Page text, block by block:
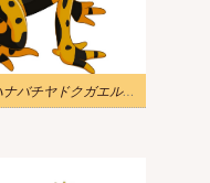
マルハナバチヤドクガエルのイラスト